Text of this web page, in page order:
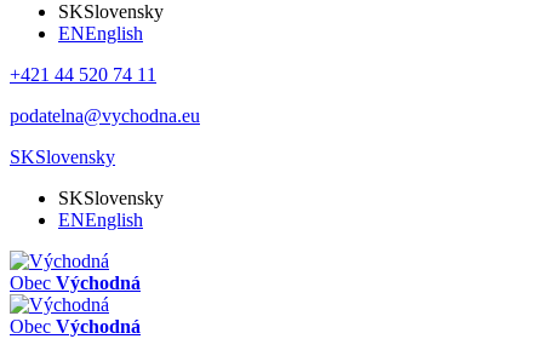
SKSlovensky
ENEnglish
+421 44 520 74 11
podatelna@vychodna.eu
SKSlovensky
SKSlovensky
ENEnglish
Obec Východná
Obec Východná